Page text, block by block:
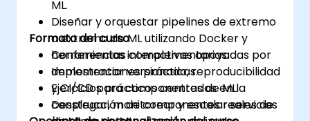
ML.
Diseñar y orquestar pipelines de extremo
a extremo de ML utilizando Docker y
herramientas complementarias.
Implementar versionado, reproducibilidad
y CI/CD para componentes de ML.
Desplegar, monitorear y escalar servicios
Formato del curso
Conferencias interactivas apoyadas por
demostraciones prácticas.
Ejercicios prácticos centrados en la
construcción de componentes reales de